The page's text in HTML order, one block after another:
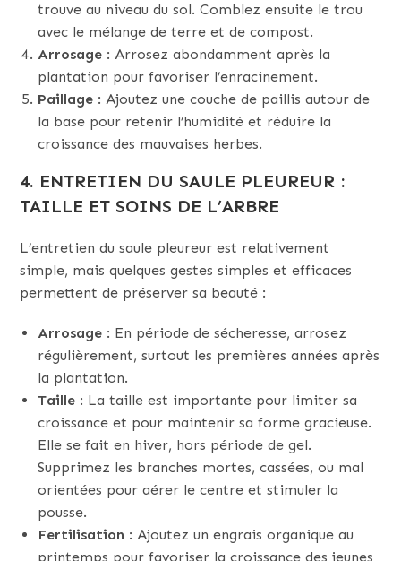
trouve au niveau du sol. Comblez ensuite le trou
avec le mélange de terre et de compost.
Arrosage : Arrosez abondamment après la
plantation pour favoriser l’enracinement.
Paillage : Ajoutez une couche de paillis autour de
la base pour retenir l’humidité et réduire la
croissance des mauvaises herbes.
4. ENTRETIEN DU SAULE PLEUREUR :
TAILLE ET SOINS DE L’ARBRE
L’entretien du saule pleureur est relativement
simple, mais quelques gestes simples et efficaces
permettent de préserver sa beauté :
Arrosage : En période de sécheresse, arrosez
régulièrement, surtout les premières années après
la plantation.
Taille : La taille est importante pour limiter sa
croissance et pour maintenir sa forme gracieuse.
Elle se fait en hiver, hors période de gel.
Supprimez les branches mortes, cassées, ou mal
orientées pour aérer le centre et stimuler la
pousse.
Fertilisation : Ajoutez un engrais organique au
printemps pour favoriser la croissance des jeunes